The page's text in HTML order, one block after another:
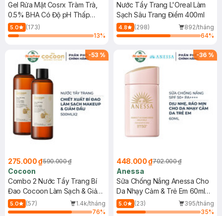
Gel Rửa Mặt Cosrx Tràm Trà,
0.5% BHA Có Độ pH Thấp
150ml
5.0
(173)
13%
Nước Tẩy Trang L'Oreal Làm
Sạch Sâu Trang Điểm 400ml
4.8 (298)
892/tháng
64%
-53 %
275.000 ₫590.000 ₫
Cocoon
Combo 2 Nước Tẩy Trang Bí
Đao Cocoon Làm Sạch & Giảm
Dầu 500ml
5.0 (57)
1.4k/tháng
76%
-36 %
448.000 ₫702.000 ₫
Anessa
Sữa Chống Nắng Anessa Cho
Da Nhạy Cảm & Trẻ Em 60ml
(Mới)
5.0 (23)
395/tháng
35%